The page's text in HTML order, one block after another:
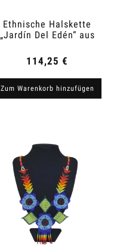
Ethnische Halskette
„Jardín Del Edén“ aus
114,25 €
Zum Warenkorb hinzufügen